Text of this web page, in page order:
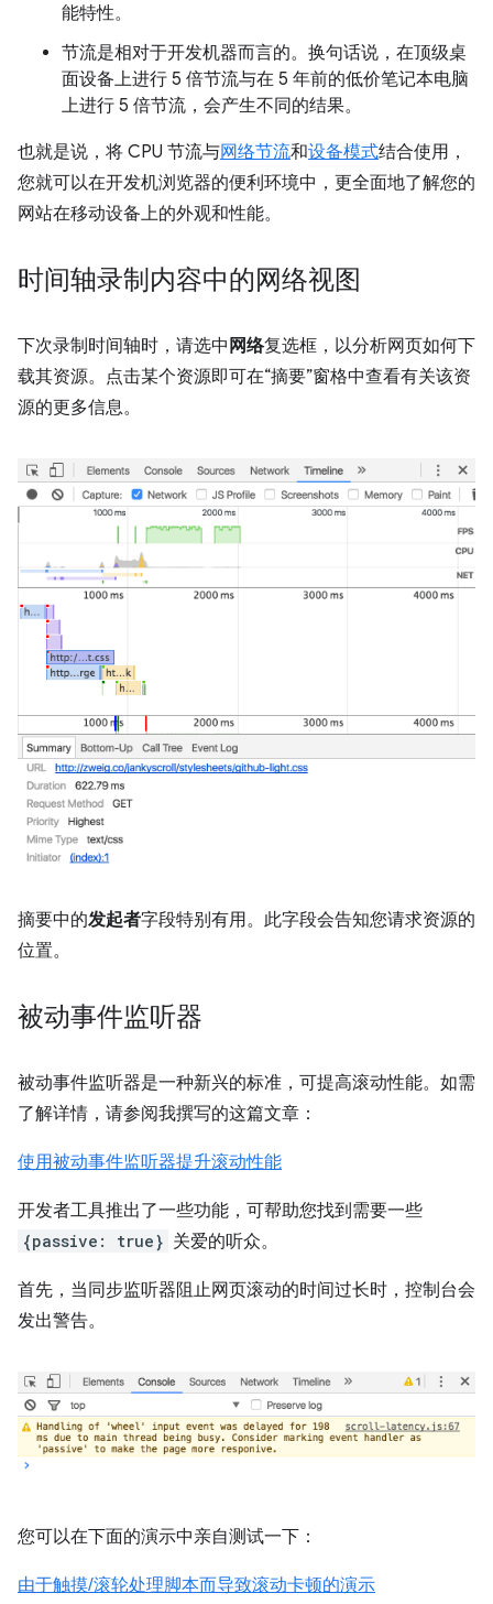
能特性。
节流是相对于开发机器而言的。换句话说，在顶级桌
面设备上进行 5 倍节流与在 5 年前的低价笔记本电脑
上进行 5 倍节流，会产生不同的结果。
也就是说，将 CPU 节流与网络节流和设备模式结合使用，
您就可以在开发机浏览器的便利环境中，更全面地了解您的
网站在移动设备上的外观和性能。
时间轴录制内容中的网络视图
下次录制时间轴时，请选中 网络复选框，以分析网页如何下
载其资源。点击某个资源即可在“摘要”窗格中查看有关该资
源的更多信息。
摘要中的发起者字段特别有用。此字段会告知您请求资源的
位置。
被动事件监听器
被动事件监听器是一种新兴的标准，可提高滚动性能。如需
了解详情，请参阅我撰写的这篇文章：
使用被动事件监听器提升滚动性能
开发者工具推出了一些功能，可帮助您找到需要一些
{passive: true} 关爱的听众。
首先，当同步监听器阻止网页滚动的时间过长时，控制台会
发出警告。
您可以在下面的演示中亲自测试一下：
由于触摸/滚轮处理脚本而导致滚动卡顿的演示